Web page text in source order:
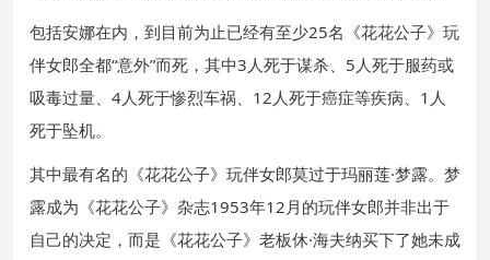
包括安娜在内，到目前为止已经有至少25名《花花公子》玩
伴女郎全都“意外”而死，其中3人死于谋杀、5人死于服药或
吸毒过量、4人死于惨烈车祸、12人死于癌症等疾病、1人
死于坠机。
其中最有名的《花花公子》玩伴女郎莫过于玛丽莲·梦露。梦
露成为《花花公子》杂志1953年12月的玩伴女郎并非出于
自己的决定，而是《花花公子》老板休·海夫纳买下了她未成